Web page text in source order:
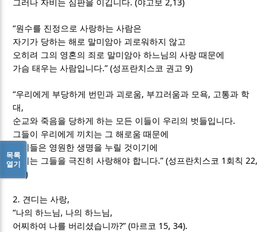
그러나 자비는 심판을 이깁니다 야고보
“원수를 진정으로 사랑하는 사람은
자기가 당하는 해로 말미암아 괴로워하지 않고
오히려 그의 영혼의 죄로 말미암아 하느님의 사랑 때문에
가슴 태우는 사람입니다.” (성프란치스코 권고9)
“우리에게 부당하게 번민과 괴로움, 부끄러움과 모욕, 고통과 학
대 ,
순교와 죽음을 당하게 하는 모든 이들이 우리의 벗들입니다.
그들이 우리에게 끼치는 그 해로움 때문에
우리들은 영원한 생명을 누릴 것이기에
우리는 그들을 극진히 사랑해야 합니다.” (성프란치스코 1 회칙 22,
3-4)
2. 견디는 사랑,
“나의 하느님 , 나의 하느님 ,
어찌하여 나를 버리셨습니까?” (마르코 15, 34).
목록
열기